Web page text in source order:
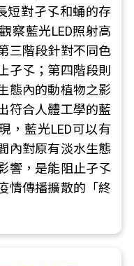
短對孑孓和蛹的存
察藍光LED照射高
三階段針對不同色
孑孓；第四階段則
態內的動植物之影
符合人體工學的藍
，藍光LED可以有
內對原有淡水生態
響，是能阻止孑孓
情傳播擴散的「終